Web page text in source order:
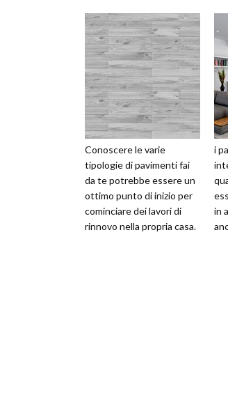
Conoscere le varie
tipologie di pavimenti fai
da te potrebbe essere un
ottimo punto di inizio per
cominciare dei lavori di
rinnovo nella propria casa.
i
in